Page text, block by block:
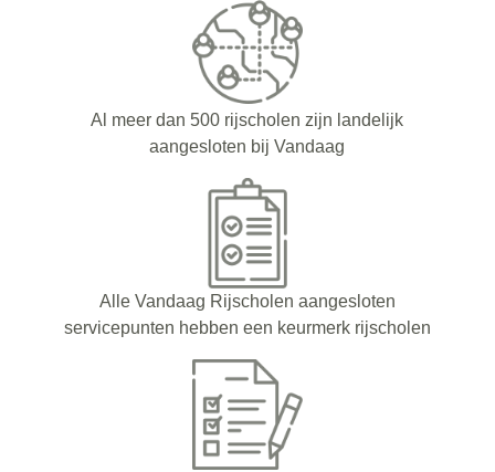
Al meer dan 500 rijscholen zijn landelijk
aangesloten bij Vandaag
Alle Vandaag Rijscholen aangesloten
servicepunten hebben een keurmerk rijscholen